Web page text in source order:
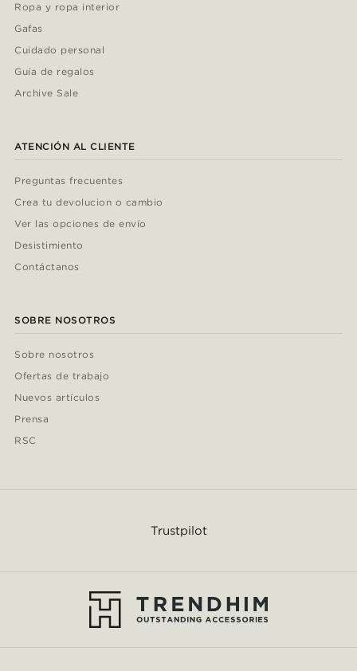
Ropa y ropa interior
Gafas
Cuidado personal
Guía de regalos
Archive Sale
ATENCIÓN AL CLIENTE
Preguntas frecuentes
Crea tu devolucion o cambio
Ver las opciones de envío
Desistimiento
Contáctanos
SOBRE NOSOTROS
Sobre nosotros
Ofertas de trabajo
Nuevos artículos
Prensa
RSC
Trustpilot